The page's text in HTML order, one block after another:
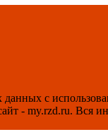
с
- my.rzd.ru. Вся